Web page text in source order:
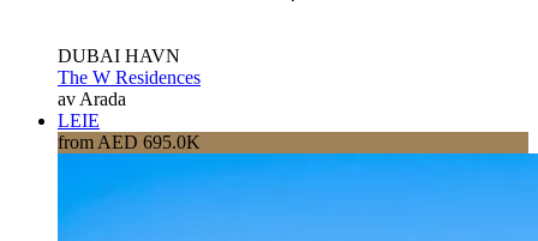
DUBAI HAVN
The W Residences
av Arada
LEIE
from AED 695.0K